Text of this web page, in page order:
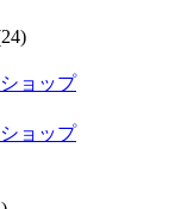
ョップ
ョップ